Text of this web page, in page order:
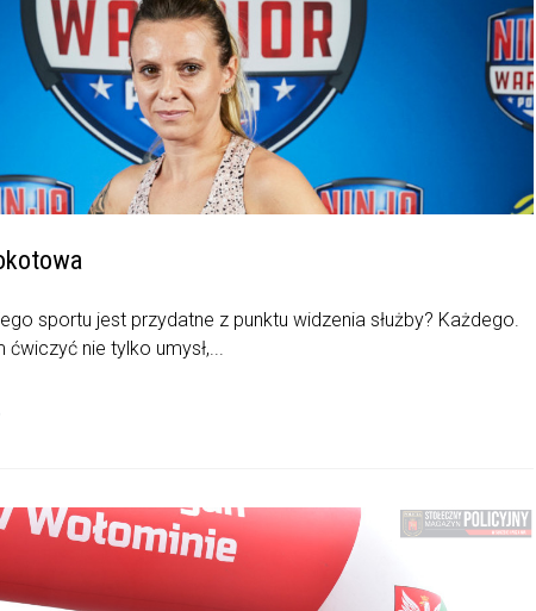
sportu jest przydatne z punktu widzenia służby? Każdego.
ćwiczyć nie tylko umysł,...